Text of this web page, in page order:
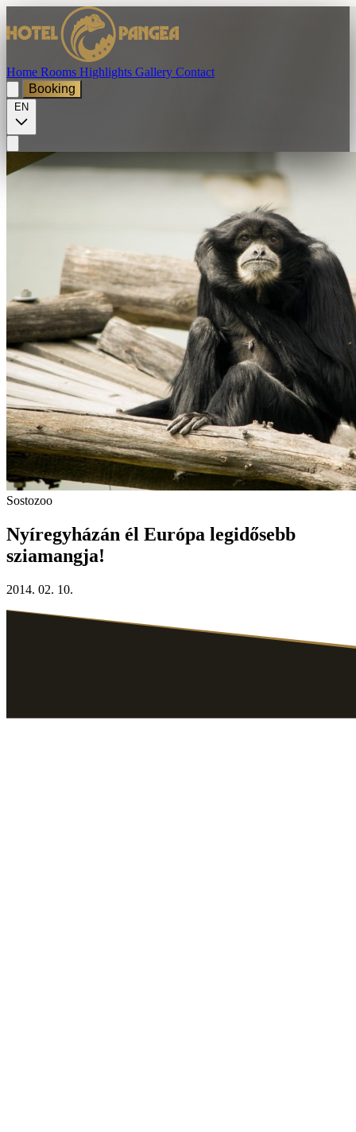
Home Rooms Highlights Gallery Contact
Booking
EN
Sostozoo
Nyíregyházán él Európa legidősebb
sziamangja!
2014. 02. 10.